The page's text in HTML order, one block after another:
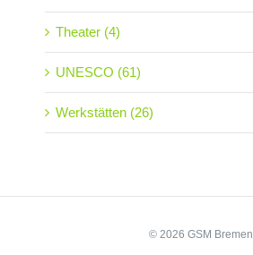
Theater (4)
UNESCO (61)
Werkstätten (26)
© 2026 GSM Bremen